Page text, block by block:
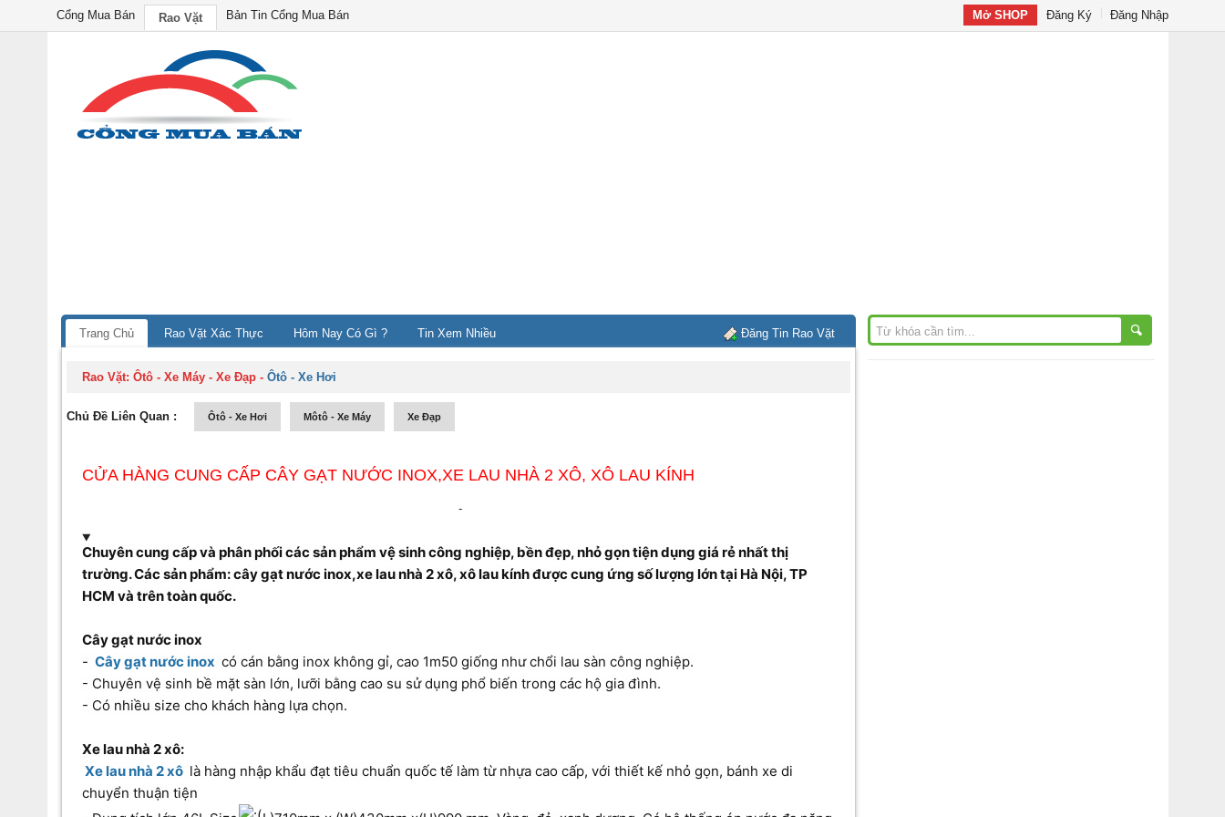
Cổng Mua Bán Rao Vặt Bản Tin Cổng Mua Bán Mở SHOP Đăng Ký Đăng Nhập
Trang Chủ Rao Vặt Xác Thực Hôm Nay Có Gì ? Tin Xem Nhiều Đăng Tin Rao Vặt
Rao Vặt:Ôtô - Xe Máy - Xe Đạp -Ôtô - Xe Hơi
Chủ Đề Liên Quan : Ôtô - Xe Hơi Môtô - Xe Máy Xe Đạp
CỬA HÀNG CUNG CẤP CÂY GẠT NƯỚC INOX,XE LAU NHÀ 2 XÔ, XÔ LAU KÍNH
-
Chuyên cung cấp và phân phối các sản phẩm vệ sinh công nghiệp, bền đẹp, nhỏ gọn tiện dụng giá rẻ nhất thị
trường. Các sản phẩm: cây gạt nước inox,xe lau nhà 2 xô, xô lau kính được cung ứng số lượng lớn tại Hà Nội, TP
HCM và trên toàn quốc.
Cây gạt nước inox
- Cây gạt nước inox có cán bằng inox không gỉ, cao 1m50 giống như chổi lau sàn công nghiệp.
- Chuyên vệ sinh bề mặt sàn lớn, lưỡi bằng cao su sử dụng phổ biến trong các hộ gia đình.
- Có nhiều size cho khách hàng lựa chọn.
Xe lau nhà 2 xô:
Xe lau nhà 2 xô là hàng nhập khẩu đạt tiêu chuẩn quốc tế làm từ nhựa cao cấp, với thiết kế nhỏ gọn, bánh xe di
chuyển thuận tiện